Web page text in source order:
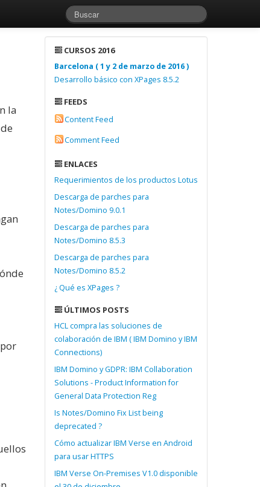
la
CURSOS 2016
Barcelona ( 1 y 2 de marzo de 2016 )
Desarrollo básico con XPages 8.5.2
FEEDS
Content Feed
Comment Feed
ENLACES
Requerimientos de los productos Lotus
Descarga de parches para
Notes/Domino 9.0.1
Descarga de parches para
Notes/Domino 8.5.3
Descarga de parches para
Notes/Domino 8.5.2
¿ Qué es XPages ?
ÚLTIMOS POSTS
HCL compra las soluciones de
colaboración de IBM ( IBM Domino y IBM
Connections)
IBM Domino y GDPR: IBM Collaboration
Solutions - Product Information for
General Data Protection Reg
Is Notes/Domino Fix List being
deprecated ?
Cómo actualizar IBM Verse en Android
para usar HTTPS
IBM Verse On-Premises V1.0 disponible